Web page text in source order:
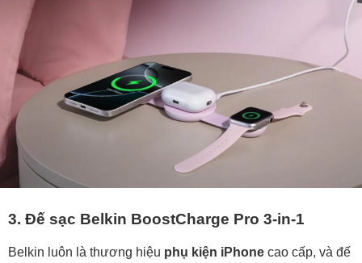
3. Đế sạc Belkin BoostCharge Pro 3-in-1
Belkin luôn là thương hiệu phụ kiện iPhone cao cấp, và đế